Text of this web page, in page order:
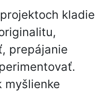
kladie
prepájanie
myšlienke